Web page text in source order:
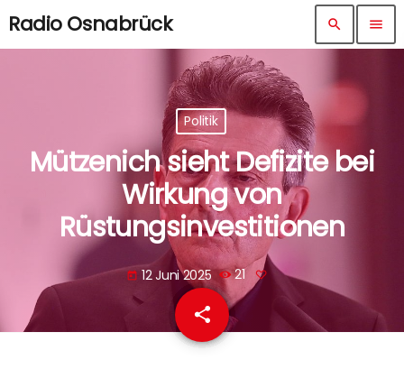
Radio Osnabrück search menu
Politik
Mützenich sieht Defizite bei
Wirkung von
Rüstungsinvestitionen
today 12 Juni 2025 21
share
email